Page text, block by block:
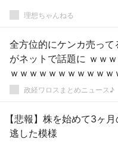
理想ちゃんねる
全方位的にケンカ売って
がネットで話題に ｗｗ
ｗｗｗｗｗｗｗｗｗｗｗ
政経ワロスまとめニュース♪
【悲報】株を始めて3ヶ
逃した模様